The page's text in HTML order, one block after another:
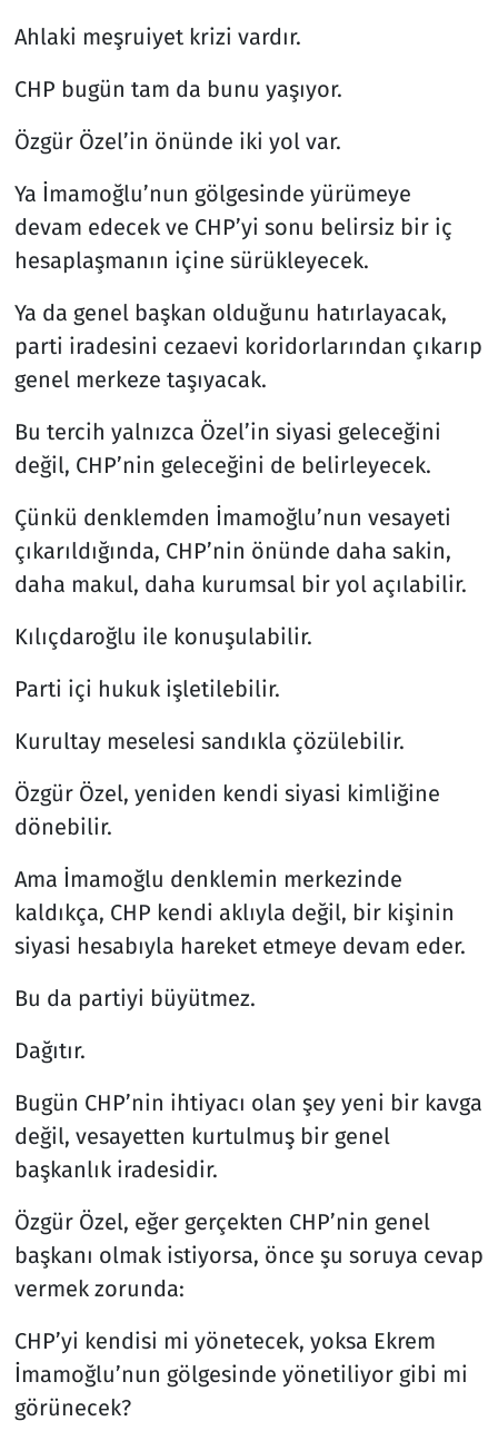
Ahlaki meşruiyet krizi vardır.
CHP bugün tam da bunu yaşıyor.
Özgür Özel’in önünde iki yol var.
Ya İmamoğlu’nun gölgesinde yürümeye
devam edecek ve CHP’yi sonu belirsiz bir iç
hesaplaşmanın içine sürükleyecek.
Ya da genel başkan olduğunu hatırlayacak,
parti iradesini cezaevi koridorlarından çıkarıp
genel merkeze taşıyacak.
Bu tercih yalnızca Özel’in siyasi geleceğini
değil, CHP’nin geleceğini de belirleyecek.
Çünkü denklemden İmamoğlu’nun vesayeti
çıkarıldığında, CHP’nin önünde daha sakin,
daha makul, daha kurumsal bir yol açılabilir.
Kılıçdaroğlu ile konuşulabilir.
Parti içi hukuk işletilebilir.
Kurultay meselesi sandıkla çözülebilir.
Özgür Özel, yeniden kendi siyasi kimliğine
dönebilir.
Ama İmamoğlu denklemin merkezinde
kaldıkça, CHP kendi aklıyla değil, bir kişinin
siyasi hesabıyla hareket etmeye devam eder.
Bu da partiyi büyütmez.
Dağıtır.
Bugün CHP’nin ihtiyacı olan şey yeni bir kavga
değil, vesayetten kurtulmuş bir genel
başkanlık iradesidir.
Özgür Özel, eğer gerçekten CHP’nin genel
başkanı olmak istiyorsa, önce şu soruya cevap
vermek zorunda:
CHP’yi kendisi mi yönetecek, yoksa Ekrem
İmamoğlu’nun gölgesinde yönetiliyor gibi mi
görünecek?